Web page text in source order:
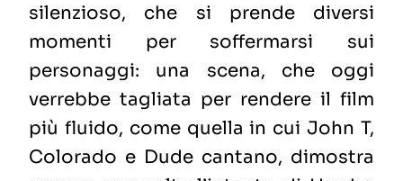
silenzioso, che si prende diversi
momenti per soffermarsi sui
personaggi: una scena, che oggi
verrebbe tagliata per rendere il film
più fluido, come quella in cui John T,
Colorado e Dude cantano, dimostra